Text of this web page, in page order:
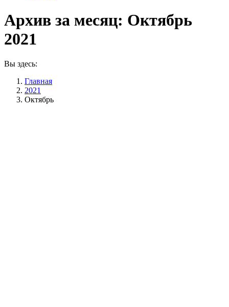
Архив за месяц: Октябрь
2021
Вы здесь:
Главная
2021
Октябрь